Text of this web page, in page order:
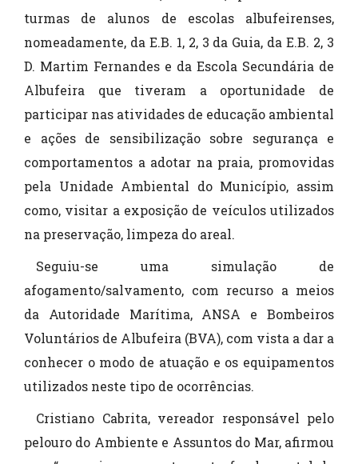
turmas de alunos de escolas albufeirenses,
nomeadamente, da E.B. 1, 2, 3 da Guia, da E.B. 2, 3
D. Martim Fernandes e da Escola Secundária de
Albufeira que tiveram a oportunidade de
participar nas atividades de educação ambiental
e ações de sensibilização sobre segurança e
comportamentos a adotar na praia, promovidas
pela Unidade Ambiental do Município, assim
como, visitar a exposição de veículos utilizados
na preservação, limpeza do areal.
Seguiu-se uma simulação de
afogamento/salvamento, com recurso a meios
da Autoridade Marítima, ANSA e Bombeiros
Voluntários de Albufeira (BVA), com vista a dar a
conhecer o modo de atuação e os equipamentos
utilizados neste tipo de ocorrências.
Cristiano Cabrita, vereador responsável pelo
pelouro do Ambiente e Assuntos do Mar, afirmou